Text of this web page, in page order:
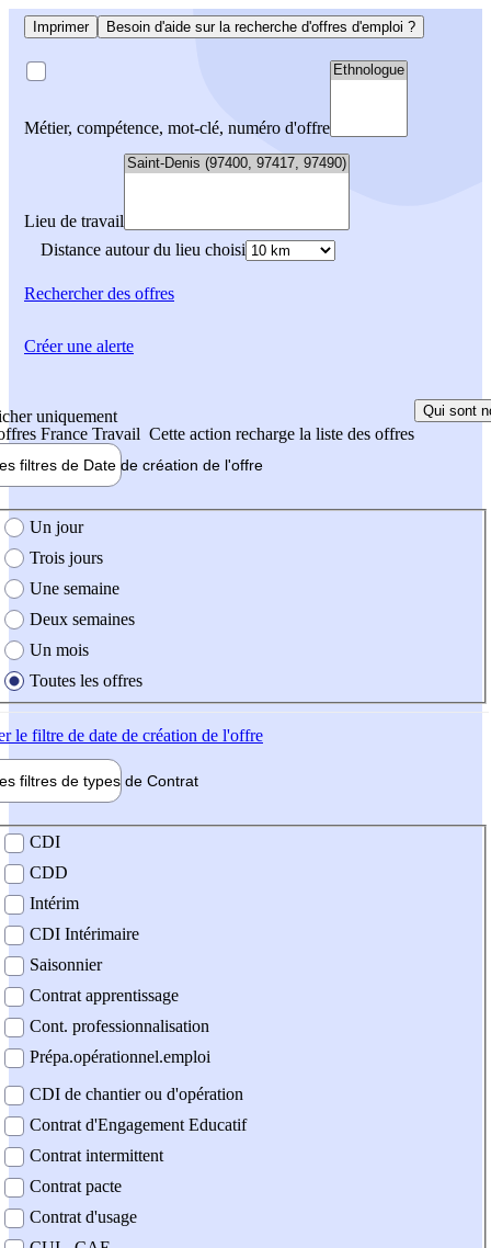
Imprimer Besoin d'aide sur la recherche d'offres d'emploi ?
Métier, compétence, mot-clé, numéro d'offre
Lieu de travail
Distance autour du lieu choisi
Rechercherdes offres
uniquement
France Travail Cette action recharge la liste des offres
Qui sont
filtres de Date de création de l'offre
création de l'offre
Un jour
Trois jours
Une semaine
Deux semaines
Un mois
Toutes les offres
le filtre de date de création de l'offre
filtres de types de Contrat
contrat
CDI
CDD
Intérim
CDI Intérimaire
Saisonnier
Contrat apprentissage
Cont. professionnalisation
Prépa.opérationnel.emploi
CDI de chantier ou d'opération
Contrat d'Engagement Educatif
Contrat intermittent
Contrat pacte
Contrat d'usage
Créer une alerte